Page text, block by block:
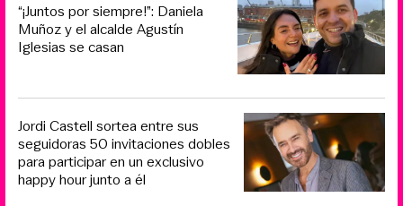
“¡Juntos por siempre!”: Daniela
Muñoz y el alcalde Agustín
Iglesias se casan
Jordi Castell sortea entre sus
seguidoras 50 invitaciones dobles
para participar en un exclusivo
happy hour junto a él